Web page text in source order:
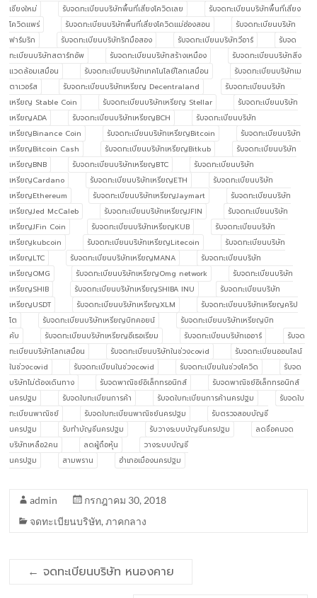
เชียงใหม่
รับจดทะเบียนบริษัทพื้นที่เสี่ยงโควิดเลย
รับจดทะเบียนบริษัทพื้นที่เสี่ยง
โควิดแพร่
รับจดทะเบียนบริษัทพื้นที่เสี่ยงโควิดแม่ฮ่องสอน
รับจดทะเบียนบริษัท
ฟาร์มริก
รับจดทะเบียนบริษัทริกมือสอง รับจดทะเบียนบริษัทวีอาร์
รับจด
ทะเบียนบริษัทสตาร์ทอัพ
รับจดทะเบียนบริษัทสร้างเหมือง
รับจดทะเบียนบริษัทสิ่ง
แวดล้อมเสมือน
รับจดทะเบียนบริษัทเทคโนโลยีโลกเสมือน
รับจดทะเบียนบริษัทเม
ตาเวอร์ส
รับจดทะเบียนบริษัทเหรียญ Decentraland
รับจดทะเบียนบริษัท
เหรียญ Stable Coin
รับจดทะเบียนบริษัทเหรียญ Stellar
รับจดทะเบียนบริษัท
เหรียญADA
รับจดทะเบียนบริษัทเหรียญBCH
รับจดทะเบียนบริษัท
เหรียญBinance Coin
รับจดทะเบียนบริษัทเหรียญBitcoin
รับจดทะเบียนบริษัท
เหรียญBitcoin Cash
รับจดทะเบียนบริษัทเหรียญBitkub
รับจดทะเบียนบริษัท
เหรียญBNB
รับจดทะเบียนบริษัทเหรียญBTC
รับจดทะเบียนบริษัท
เหรียญCardano
รับจดทะเบียนบริษัทเหรียญETH
รับจดทะเบียนบริษัท
เหรียญEthereum
รับจดทะเบียนบริษัทเหรียญJaymart
รับจดทะเบียนบริษัท
เหรียญJed McCaleb
รับจดทะเบียนบริษัทเหรียญJFIN
รับจดทะเบียนบริษัท
เหรียญJFin Coin
รับจดทะเบียนบริษัทเหรียญKUB
รับจดทะเบียนบริษัท
เหรียญkubcoin
รับจดทะเบียนบริษัทเหรียญLitecoin
รับจดทะเบียนบริษัท
เหรียญLTC
รับจดทะเบียนบริษัทเหรียญMANA
รับจดทะเบียนบริษัท
เหรียญOMG
รับจดทะเบียนบริษัทเหรียญOmg network
รับจดทะเบียนบริษัท
เหรียญSHIB
รับจดทะเบียนบริษัทเหรียญSHIBA INU
รับจดทะเบียนบริษัท
เหรียญUSDT
รับจดทะเบียนบริษัทเหรียญXLM
รับจดทะเบียนบริษัทเหรียญคริป
โต
รับจดทะเบียนบริษัทเหรียญบิทคอยน์
รับจดทะเบียนบริษัทเหรียญบิท
คับ
รับจดทะเบียนบริษัทเหรียญอีเธอเรียม รับจดทะเบียนบริษัทเออาร์
รับจด
ทะเบียนบริษัทโลกเสมือน
รับจดทะเบียนบริษัทในช่วงcovid
รับจดทะเบียนออนไลน์
ในช่วงcovid
รับจดทะเบียนในช่วงcovid รับจดทะเบียนในช่วงโควิด
รับจด
บริษัทไม่ต้องเดินทาง
รับจดพาณิชย์อิเล็กทรอนิกส์
รับจดพาณิชย์อิเล็กทรอนิกส์
นครปฐม
รับจดใบทะเบียนการค้า รับจดใบทะเบียนการค้านครปฐม
รับจดใบ
ทะเบียนพาณิชย์
รับจดใบทะเบียนพาณิชย์นครปฐม
รับตรวจสอบบัญชี
นครปฐม
รับทำบัญชีนครปฐม รับวางระบบบัญชีนครปฐม
ลดชื่อคนจด
บริษัทเหลือ2คน
ลดผู้ถือหุ้น
วางระบบบัญชี
นครปฐม
สามพราน อำเภอเมืองนครปฐม
admin
กรกฎาคม 30, 2018
จดทะเบียนบริษัท,ภาคกลาง
← จดทะเบียนบริษัท หนองคาย